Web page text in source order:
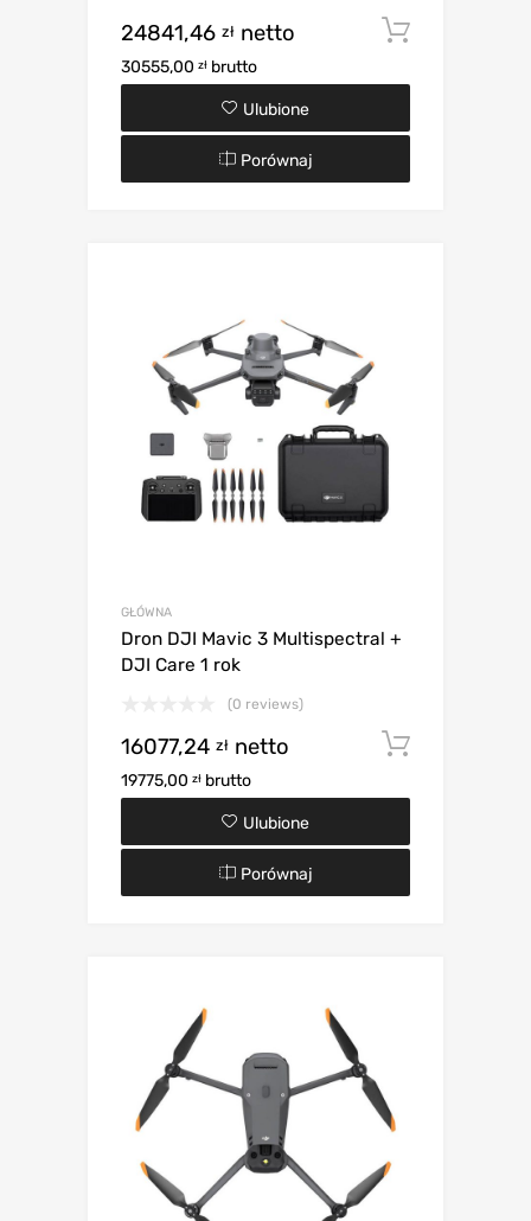
24841,46 zł netto
30555,00 zł brutto
Ulubione
Porównaj
GŁÓWNA
Dron DJI Mavic 3 Multispectral +
DJI Care 1 rok
(0 reviews)
16077,24 zł netto
19775,00 zł brutto
Ulubione
Porównaj